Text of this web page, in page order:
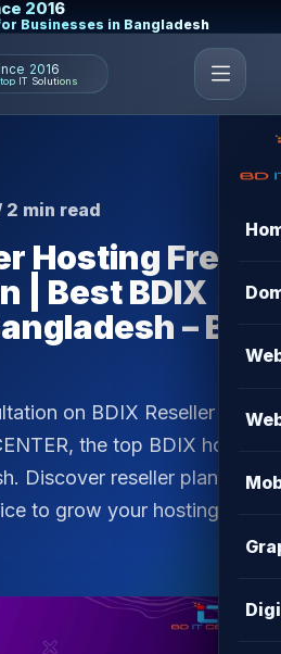
2016
Businesses in Bangladesh
2016
IT Solutions
2 min read
Hosting Free
| Best BDIX
– BD
on BDIX Reseller
the top BDIX hosting
Discover reseller plans,
to grow your hosting